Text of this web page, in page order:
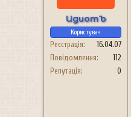
ИдиотЪ
Користувач
Реєстрація
16.04.07
Повідомлення
112
Репутація
0